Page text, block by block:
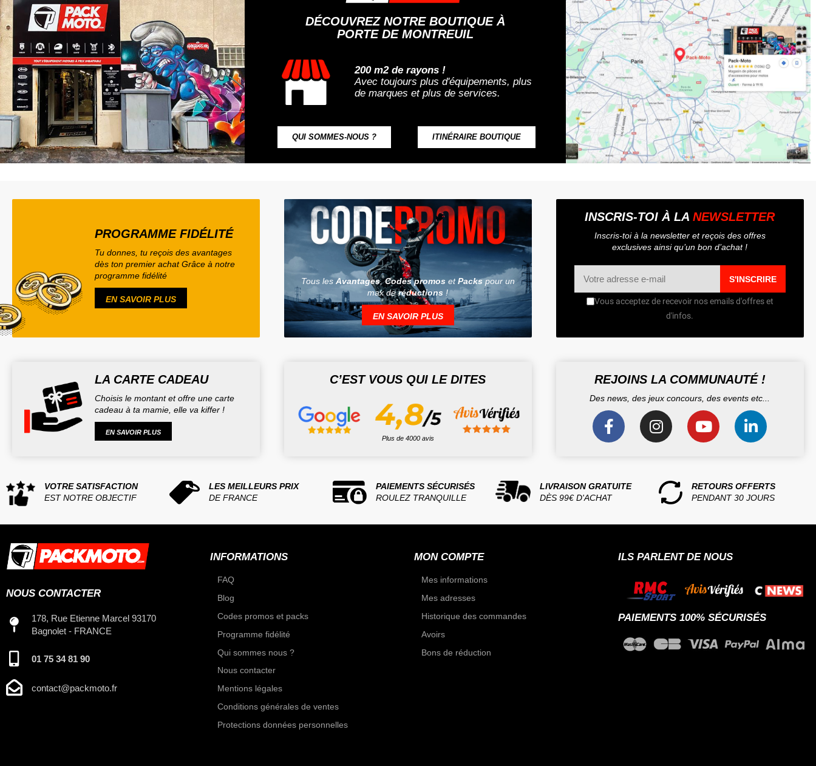
DÉCOUVREZ NOTRE BOUTIQUE À
PORTE DE MONTREUIL
200 m2 de rayons !
Avec toujours plus d'équipements, plus
de marques et plus de services.
QUI SOMMES-NOUS ? ITINÉRAIRE BOUTIQUE
PROGRAMME FIDÉLITÉ
Tu donnes, tu reçois des avantages
dès ton premier achat Grâce à notre
programme fidélité
EN SAVOIR PLUS
Tous les Avantages,Codes promosetPackspour un
max deréductions !
EN SAVOIR PLUS
INSCRIS-TOI À LANEWSLETTER
Inscris-toi à la newsletter et reçois des offres
exclusives ainsi qu’un bon d’achat !
S'INSCRIRE
Vous acceptez de recevoir nos emails d'offres et
d'infos.
LA CARTE CADEAU
Choisis le montant et offre une carte
cadeau à ta mamie, elle va kiffer !
EN SAVOIR PLUS
C’EST VOUS QUI LE DITES
Plus de 4000 avis
REJOINS LA COMMUNAUTÉ !
Des news, des jeux concours, des events etc...
VOTRE SATISFACTION
EST NOTRE OBJECTIF
LES MEILLEURS PRIX
DE FRANCE
PAIEMENTS SÉCURISÉS
ROULEZ TRANQUILLE
LIVRAISON GRATUITE
DÈS 99€ D'ACHAT
RETOURS OFFERTS
PENDANT 30 JOURS
NOUS CONTACTER
178, Rue Etienne Marcel 93170
Bagnolet - FRANCE
01 75 34 81 90
contact@packmoto.fr
INFORMATIONS
FAQ
Blog
Codes promos et packs
Programme fidélité
Qui sommes nous ?
Nous contacter
Mentions légales
Conditions générales de ventes
Protections données personnelles
MON COMPTE
Mes informations
Mes adresses
Historique des commandes
Avoirs
Bons de réduction
ILS PARLENT DE NOUS
PAIEMENTS 100% SÉCURISÉS